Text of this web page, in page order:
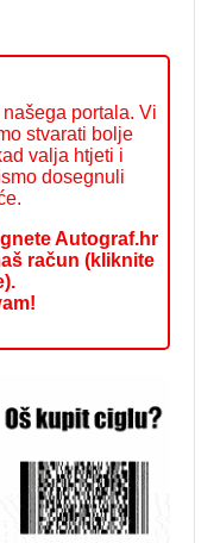
portala. Vi
stvarati bolje
valja htjeti i
dosegnuli
Autograf.hr
račun (kliknite